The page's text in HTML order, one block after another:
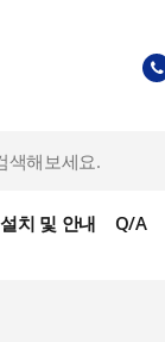
설치 및 안내 Q/A